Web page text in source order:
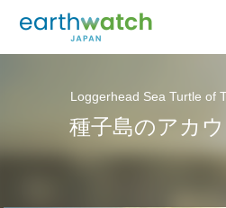
Loggerhead Sea Turtle of
種子島のアカ